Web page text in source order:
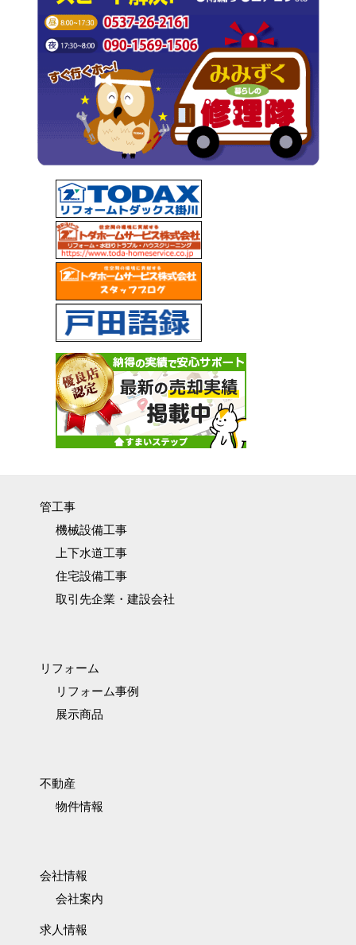
管工事
機械設備工事
上下水道工事
住宅設備工事
取引先企業・建設会社
リフォーム
リフォーム事例
展示商品
不動産
物件情報
会社情報
会社案内
求人情報